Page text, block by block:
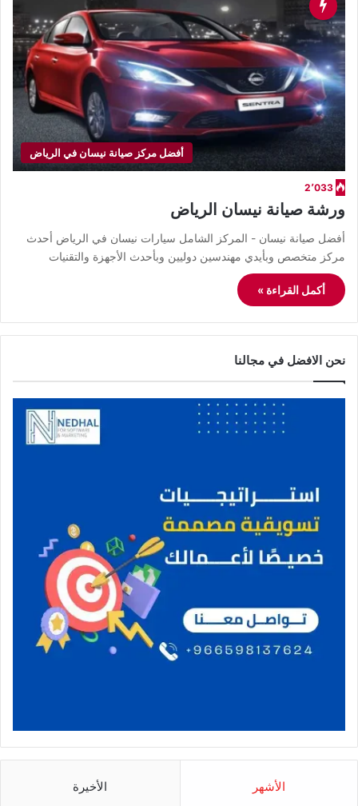
أفضل مركز صيانة نيسان في الرياض
2٬033
ورشة صيانة نيسان الرياض
أفضل صيانة نيسان - المركز الشامل سيارات نيسان في الرياض أحدث
مركز متخصص وبأيدي مهندسين دوليين وبأحدث الأجهزة والتقنيات
أكمل القراءة »
نحن الافضل في مجالنا
الأشهر الأخيرة